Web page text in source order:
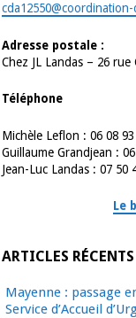
Adresse postale :
Chez JL Landas – 26
Téléphone
Michèle Leflon : 06 08 93
Guillaume Grandjean :
Jean-Luc Landas : 07 50
Le
ARTICLES RÉCENTS
Mayenne : passage
Service d’Accueil